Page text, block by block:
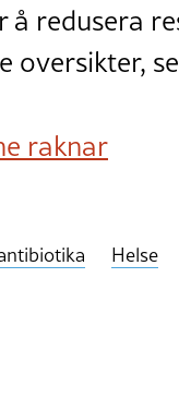
redusera
oversikter,
raknar
Helse